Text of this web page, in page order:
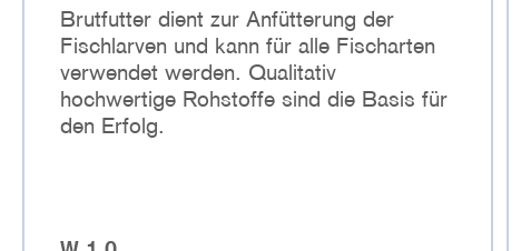
Brutfutter dient zur Anfütterung der
Fischlarven und kann für alle Fischarten
verwendet werden. Qualitativ
hochwertige Rohstoffe sind die Basis für
den Erfolg.